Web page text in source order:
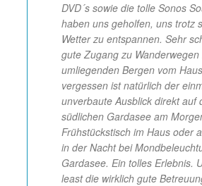
DVD´s sowie die tolle Sonos
haben uns geholfen, uns trotz
Wetter zu entspannen. Sehr
gute Zugang zu Wanderwegen
umliegenden Bergen vom
vergessen ist natürlich der
unverbaute Ausblick direkt auf
südlichen Gardasee am
Frühstückstisch im Haus oder
in der Nacht bei
Gardasee. Ein tolles Erlebnis.
least die wirklich gute